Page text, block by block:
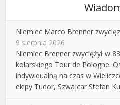
Niemiec Marco Brenner
9 sierpnia 2026
Niemiec Brenner zwyciężył w
kolarskiego Tour de Pologne.
indywidualną na czas w
ekipy Tudor, Szwajcar Stefan